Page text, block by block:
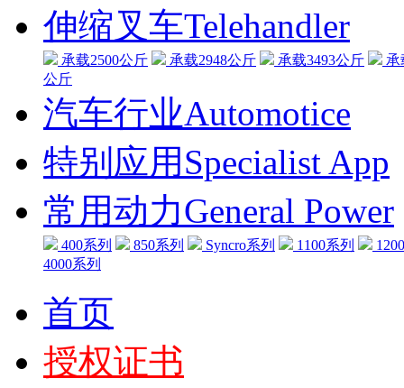
伸缩叉车Telehandler
承载2500公斤 承载2948公斤 承载3493公斤
承
公斤
汽车行业Automotice
特别应用Specialist App
常用动力General Power
400系列 850系列 Syncro系列 1100系列
4000系列
首页
授权证书